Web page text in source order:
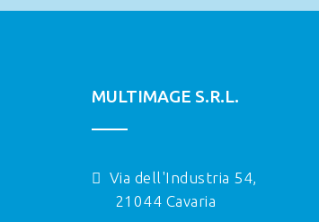
MULTIMAGE S.R.L.
Via dell'Industria 54,
21044 Cavaria